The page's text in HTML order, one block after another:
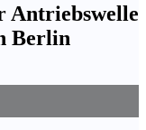
Antriebswelle
Berlin